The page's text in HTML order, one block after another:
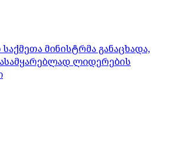
მინისტრმა განაცხადა,
ლიდერების